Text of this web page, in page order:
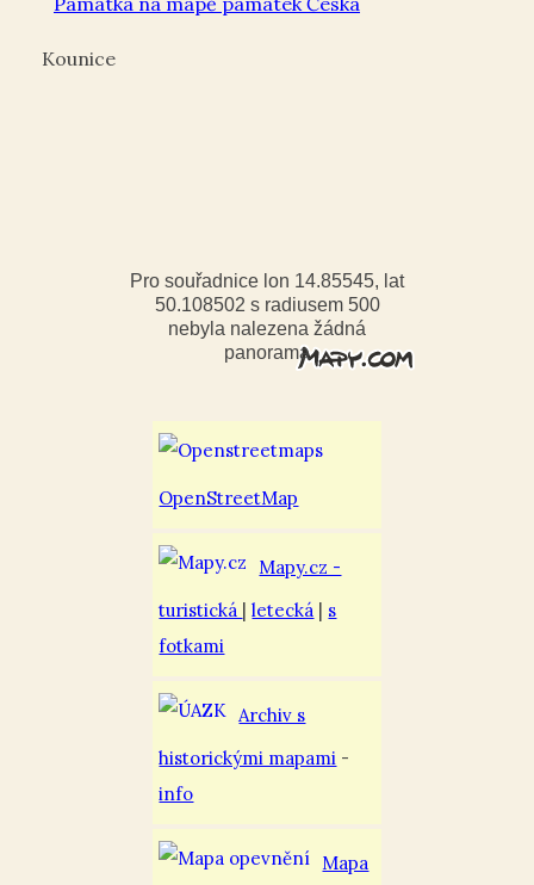
Kounice
Pro souřadnice lon 14.85545, lat
50.108502 s radiusem 500
nebyla nalezena žádná
panorama
OpenStreetMap
Mapy.cz -
turistická
|letecká
s
fotkami
Archiv s
historickými mapami -
info
Mapa